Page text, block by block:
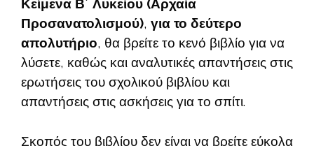
Κείμενα Β΄ Λυκείου (Αρχαία
Προσανατολισμού), για το δεύτερο
απολυτήριο, θα βρείτε το κενό βιβλίο για να
λύσετε, καθώς και αναλυτικές απαντήσεις στις
ερωτήσεις του σχολικού βιβλίου και
απαντήσεις στις ασκήσεις για το σπίτι.
Σκοπός του βιβλίου δεν είναι να βρείτε εύκολα